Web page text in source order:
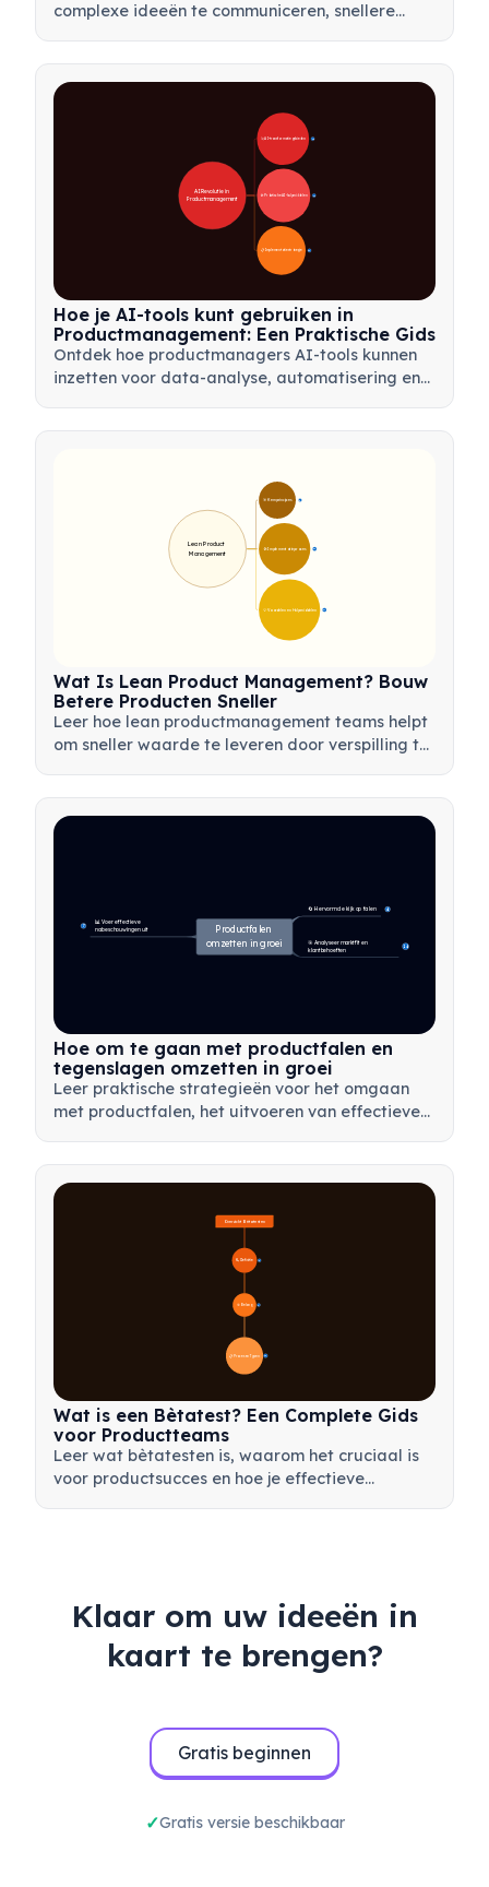
complexe ideeën te communiceren, snellere
mindmaps en productbomen.
🚀 AI-transformatiegebieden
🛠️ Praktische AI-hulpmiddelen
📋 Implementatiestrategie
AI Revolutie in
Productmanagement
Hoe je AI-tools kunt gebruiken in
Productmanagement: Een Praktische Gids
Ontdek hoe productmanagers AI-tools kunnen
inzetten voor data-analyse, automatisering en
🎯 Kernprincipes
🛠️ Implementatieproces 12
💡 Voordelen en Hulpmiddelen 17
Lean Product
Management
Wat Is Lean Product Management? Bouw
Betere Producten Sneller
Leer hoe lean productmanagement teams helpt
om sneller waarde te leveren door verspilling te
🔄 Hervorm de kijk op falen 4
📊 Voer effectieve
nabeschouwingen uit
7
🎯 Analyseer marktfit en
klantbehoeften
14
Productfalen
omzetten in groei
Hoe om te gaan met productfalen en
tegenslagen omzetten in groei
Leer praktische strategieën voor het omgaan
met productfalen, het uitvoeren van effectieve
je team.
🔍 Definitie
🎯 Belang
📋 Proces en Typen 20
Overzicht Bètatesten
Wat is een Bètatest? Een Complete Gids
voor Productteams
Leer wat bètatesten is, waarom het cruciaal is
voor productsucces en hoe je effectieve
Klaar om uw ideeën in
kaart te brengen?
Gratis beginnen
Gratis versie beschikbaar